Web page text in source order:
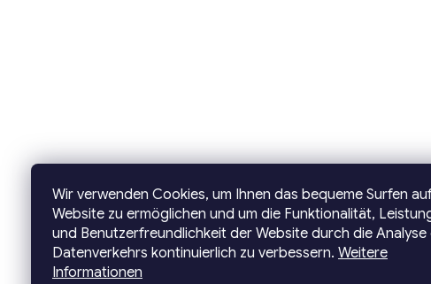
Wir verwenden Cookies, um Ihnen das bequeme Surfen
Website zu ermöglichen und um die Funktionalität,
und Benutzerfreundlichkeit der Website durch die Analyse
Datenverkehrs kontinuierlich zu verbessern. Weitere
Informationen